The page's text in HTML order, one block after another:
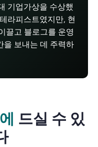
기업가상을 수상했
라피스트였지만, 현
끌고 블로그를 운영
을 보내는 데 주력하
드실 수 있